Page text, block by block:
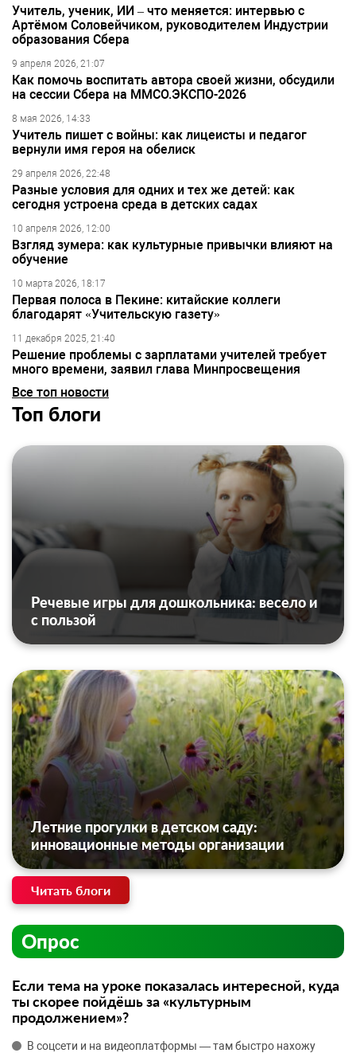
Учитель, ученик, ИИ – что меняется: интервью с
Артёмом Соловейчиком, руководителем Индустрии
образования Сбера
9 апреля 2026, 21:07
Как помочь воспитать автора своей жизни, обсудили
на сессии Сбера на ММСО.ЭКСПО-2026
8 мая 2026, 14:33
Учитель пишет с войны: как лицеисты и педагог
вернули имя героя на обелиск
29 апреля 2026, 22:48
Разные условия для одних и тех же детей: как
сегодня устроена среда в детских садах
10 апреля 2026, 12:00
Взгляд зумера: как культурные привычки влияют на
обучение
10 марта 2026, 18:17
Первая полоса в Пекине: китайские коллеги
благодарят «Учительскую газету»
11 декабря 2025, 21:40
Решение проблемы с зарплатами учителей требует
много времени, заявил глава Минпросвещения
Все топ новости
Топ блоги
Речевые игры для дошкольника: весело и
с пользой
Летние прогулки в детском саду:
инновационные методы организации
Читать блоги
Опрос
Если тема на уроке показалась интересной, куда
ты скорее пойдёшь за «культурным
продолжением»?
В соцсети и на видеоплатформы — там быстро нахожу